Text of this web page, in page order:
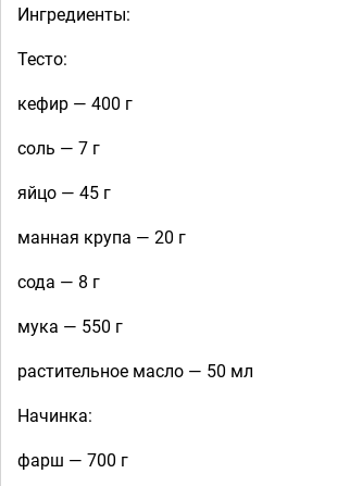
Ингредиенты:
Тесто:
кефир — 400 г
соль — 7 г
яйцо — 45 г
манная крупа — 20 г
сода — 8 г
мука — 550 г
растительное масло — 50 мл
Начинка:
фарш — 700 г